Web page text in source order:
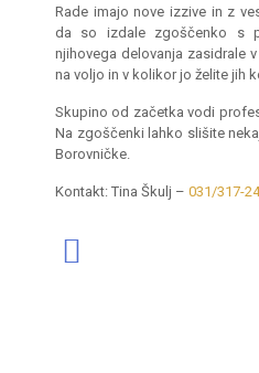
Rade imajo nove izzive in z
da so izdale zgoščenko s
njihovega delovanja zasidrale
na voljo in v kolikor jo želite jih
Skupino od začetka vodi
Na zgoščenki lahko slišite
Borovničke.
Kontakt: Tina Škulj – 031/317-